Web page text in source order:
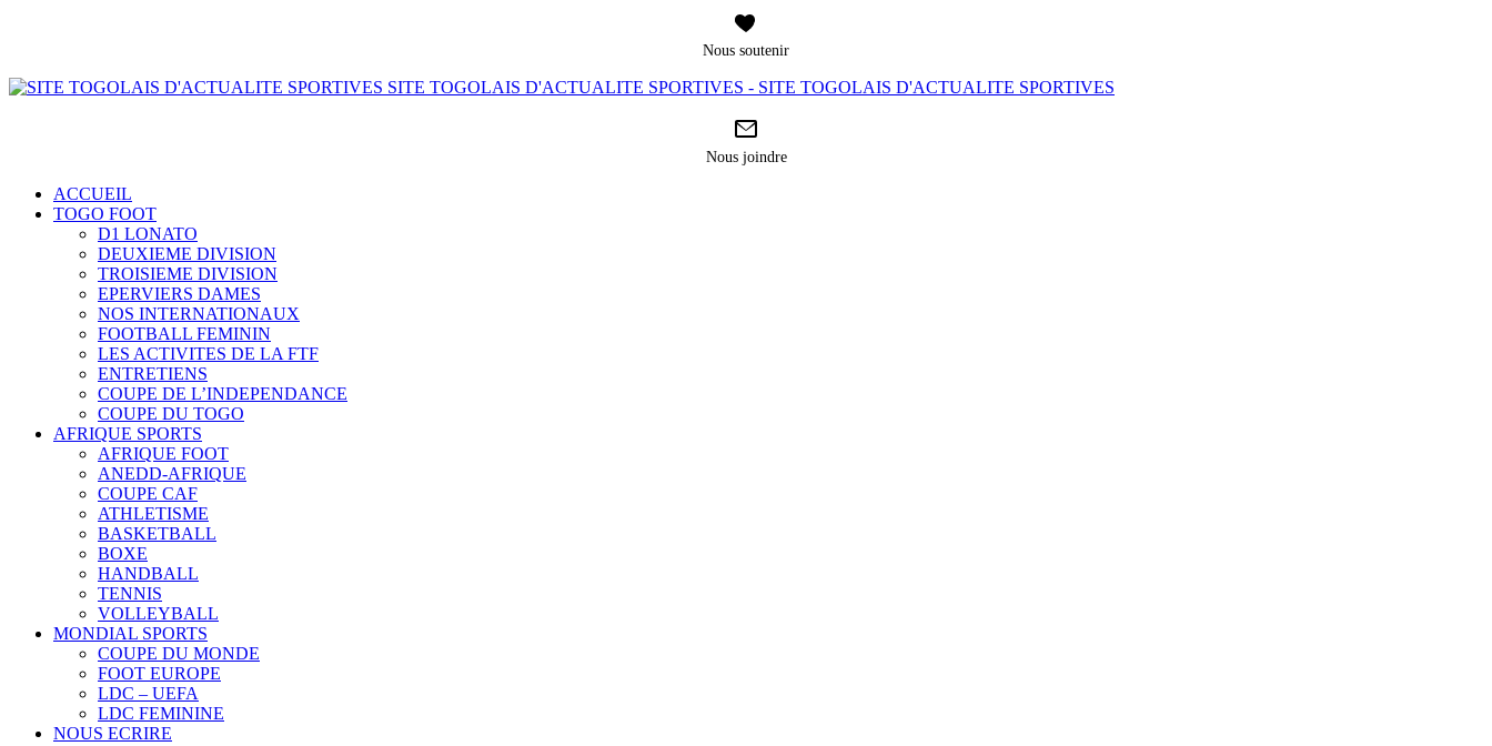
Nous soutenir
SITE TOGOLAIS D'ACTUALITE SPORTIVES - SITE TOGOLAIS D'ACTUALITE SPORTIVES
Nous joindre
ACCUEIL
TOGO FOOT
D1 LONATO
DEUXIEME DIVISION
TROISIEME DIVISION
EPERVIERS DAMES
NOS INTERNATIONAUX
FOOTBALL FEMININ
LES ACTIVITES DE LA FTF
ENTRETIENS
COUPE DE L’INDEPENDANCE
COUPE DU TOGO
AFRIQUE SPORTS
AFRIQUE FOOT
ANEDD-AFRIQUE
COUPE CAF
ATHLETISME
BASKETBALL
BOXE
HANDBALL
TENNIS
VOLLEYBALL
MONDIAL SPORTS
COUPE DU MONDE
FOOT EUROPE
LDC – UEFA
LDC FEMININE
NOUS ECRIRE